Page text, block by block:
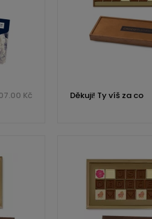
Kč Děkuji! Ty víš za co